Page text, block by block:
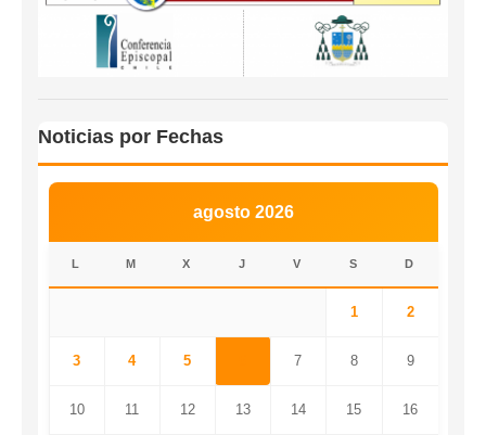
Noticias por Fechas
agosto 2026
L M X J V S D
1 2
3 4 5 7 8 9
10 11 12 13 14 15 16